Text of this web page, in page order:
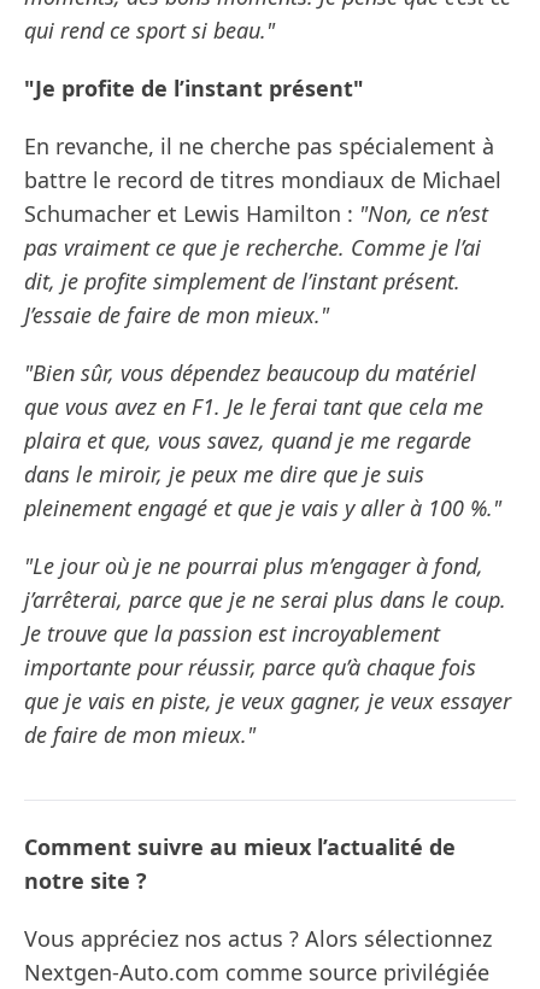
qui rend ce sport si beau."
"Je profite de l’instant présent"
En revanche, il ne cherche pas spécialement à
battre le record de titres mondiaux de Michael
Schumacher et Lewis Hamilton : "Non, ce n’est
pas vraiment ce que je recherche. Comme je l’ai
dit, je profite simplement de l’instant présent.
J’essaie de faire de mon mieux."
"Bien sûr, vous dépendez beaucoup du matériel
que vous avez en F1. Je le ferai tant que cela me
plaira et que, vous savez, quand je me regarde
dans le miroir, je peux me dire que je suis
pleinement engagé et que je vais y aller à 100 %."
"Le jour où je ne pourrai plus m’engager à fond,
j’arrêterai, parce que je ne serai plus dans le coup.
Je trouve que la passion est incroyablement
importante pour réussir, parce qu’à chaque fois
que je vais en piste, je veux gagner, je veux essayer
de faire de mon mieux."
Comment suivre au mieux l’actualité de
notre site ?
Vous appréciez nos actus ? Alors sélectionnez
Nextgen-Auto.com comme source privilégiée